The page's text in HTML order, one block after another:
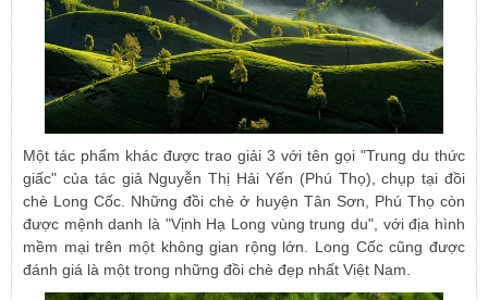
Một tác phẩm khác được trao giải 3 với tên gọi "Trung du thức
giấc" của tác giả Nguyễn Thị Hải Yến (Phú Thọ), chụp tại đồi
chè Long Cốc. Những đồi chè ở huyện Tân Sơn, Phú Thọ còn
được mệnh danh là "Vịnh Hạ Long vùng trung du", với địa hình
mềm mại trên một không gian rộng lớn. Long Cốc cũng được
đánh giá là một trong những đồi chè đẹp nhất Việt Nam.